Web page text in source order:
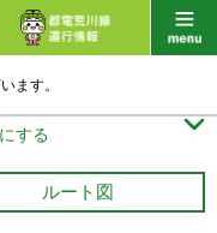
ます。
する 
ルート図